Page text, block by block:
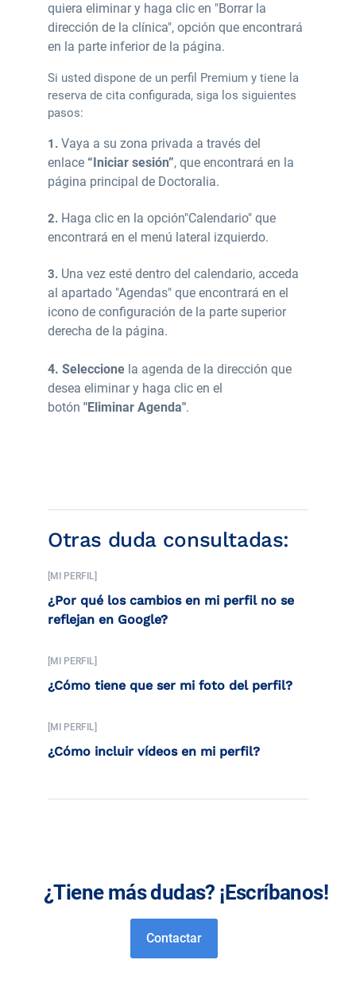
quiera eliminar y haga clic en "Borrar la
dirección de la clínica", opción que encontrará
en la parte inferior de la página.
Si usted dispone de un perfil Premium y tiene la
reserva de cita configurada, siga los siguientes
pasos:
1. Vaya a su zona privada a través del
enlace “Iniciar sesión”, que encontrará en la
página principal de Doctoralia.
2. Haga clic en la opción"Calendario" que
encontrará en el menú lateral izquierdo.
3. Una vez esté dentro del calendario, acceda
al apartado "Agendas" que encontrará en el
icono de configuración de la parte superior
derecha de la página.
4. Seleccione la agenda de la dirección que
desea eliminar y haga clic en el
botón "Eliminar Agenda".
Otras duda consultadas:
[MI PERFIL]
¿Por qué los cambios en mi perfil no se
reflejan en Google?
[MI PERFIL]
¿Cómo tiene que ser mi foto del perfil?
[MI PERFIL]
¿Cómo incluir vídeos en mi perfil?
¿Tiene más dudas? ¡Escríbanos!
Contactar